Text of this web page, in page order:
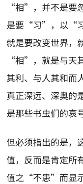
“相”，并不是要
是要“习”，以“
就是要改变世界
“相”，就是与天
其利、与人其和而
真正深远、深奥
是那些书虫们的哀
但必须指出的是，
值，反而是肯定所
值之“不患”而显